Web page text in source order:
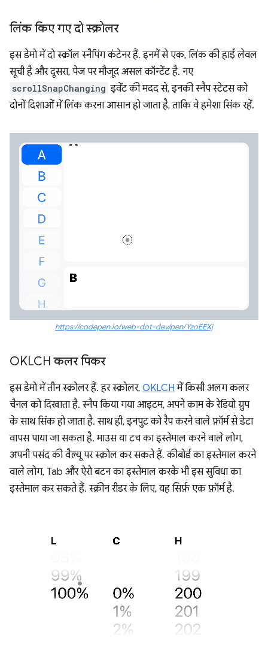
लिंक किए गए दो स्क्रोलर
इस डेमो में दो स्क्रॉल स्नैपिंग कंटेनर हैं. इनमें से एक, लिंक की हाई लेवल
सूची है और दूसरा, पेज पर मौजूद असल कॉन्टेंट है. नए
scrollSnapChanging इवेंट की मदद से, इनकी स्नैप स्टेटस को
दोनों दिशाओं में लिंक करना आसान हो जाता है, ताकि वे हमेशा सिंक रहें.
https://codepen.io/web-dot-dev/pen/YzoEEXj
OKLCH कलर पिकर
इस डेमो में तीन स्क्रोलर हैं. हर स्क्रोलर, OKLCH में किसी अलग कलर
चैनल को दिखाता है. स्नैप किया गया आइटम, अपने काम के रेडियो ग्रुप
के साथ सिंक हो जाता है. साथ ही, इनपुट को रैप करने वाले फ़ॉर्म से डेटा
वापस पाया जा सकता है. माउस या टच का इस्तेमाल करने वाले लोग,
अपनी पसंद की वैल्यू पर स्क्रोल कर सकते हैं. कीबोर्ड का इस्तेमाल करने
वाले लोग, Tab और ऐरो बटन का इस्तेमाल करके भी इस सुविधा का
इस्तेमाल कर सकते हैं. स्क्रीन रीडर के लिए, यह सिर्फ़ एक फ़ॉर्म है.